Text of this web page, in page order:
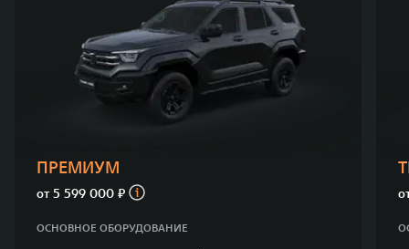
ПРЕМИУМ
от5 599 000 ₽
ОСНОВНОЕ ОБОРУДОВАНИЕ